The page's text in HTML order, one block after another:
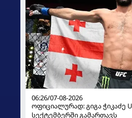
06:26/07-08-2026
ოფიციალურად: გიგა ჭიკაძე
სექტემბერში გამართავს